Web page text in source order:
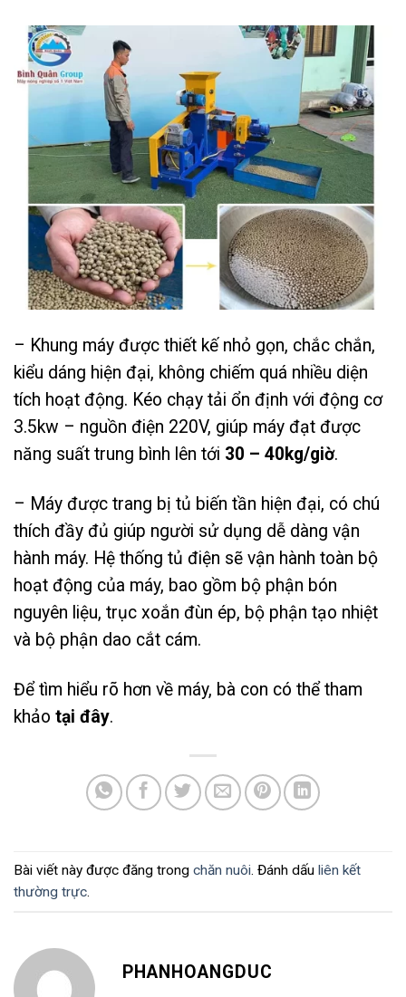
– Khung máy được thiết kế nhỏ gọn, chắc chắn,
kiểu dáng hiện đại, không chiếm quá nhiều diện
tích hoạt động. Kéo chạy tải ổn định với động cơ
3.5kw – nguồn điện 220V, giúp máy đạt được
năng suất trung bình lên tới 30 – 40kg/giờ.
– Máy được trang bị tủ biến tần hiện đại, có chú
thích đầy đủ giúp người sử dụng dễ dàng vận
hành máy. Hệ thống tủ điện sẽ vận hành toàn bộ
hoạt động của máy, bao gồm bộ phận bón
nguyên liệu, trục xoắn đùn ép, bộ phận tạo nhiệt
và bộ phận dao cắt cám.
Để tìm hiểu rõ hơn về máy, bà con có thể tham
khảo tại đây.
Bài viết này được đăng trong chăn nuôi . Đánh dấu liên kết
thường trực
PHANHOANGDUC